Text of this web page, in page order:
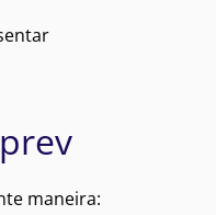
maneira: